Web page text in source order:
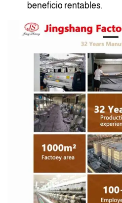
beneficio rentables.